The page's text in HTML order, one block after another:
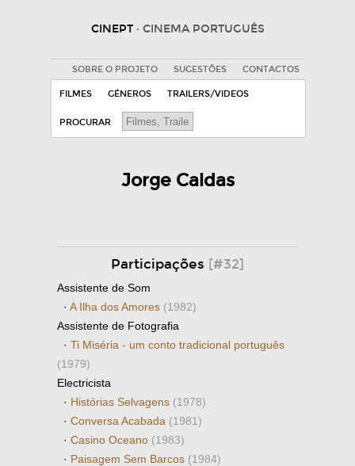
CINEPT · CINEMA PORTUGUÊS
SOBRE O PROJETO SUGESTÕES CONTACTOS
FILMES GÉNEROS TRAILERS/VIDEOS
PROCURAR
Jorge Caldas
Participações [#32]
Assistente de Som
· A Ilha dos Amores (1982)
Assistente de Fotografia
· Ti Miséria - um conto tradicional português
(1979)
Electricista
· Histórias Selvagens (1978)
· Conversa Acabada (1981)
· Casino Oceano (1983)
· Paisagem Sem Barcos (1984)